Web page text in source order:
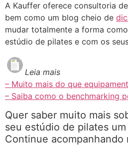
A Kauffer oferece consultoria de
bem como um blog cheio de
mudar totalmente a forma
estúdio de pilates e com os
Leia mais
– Muito mais do que
– Saiba como o benchmarking
Quer saber muito mais
seu estúdio de pilates
Continue acompanhando